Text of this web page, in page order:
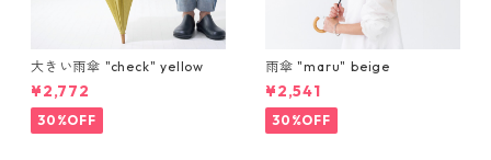
大きい雨傘 "check" yellow
¥2,772
30%OFF
雨傘 "maru" beige
¥2,541
30%OFF